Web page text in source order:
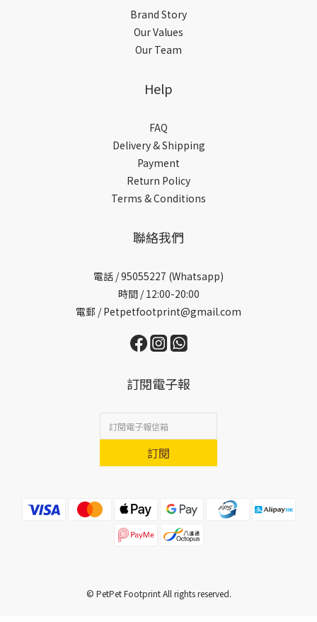
Brand Story
Our Values
Our Team
Help
FAQ
Delivery & Shipping
Payment
Return Policy
Terms & Conditions
聯絡我們
電話 /95055227 (Whatsapp)
時間 / 12:00-20:00
電郵 / Petpetfootprint@gmail.com
訂閱電子報
訂閱
© PetPet Footprint All rights reserved.